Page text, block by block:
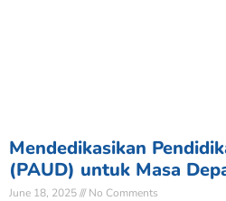
Mendedikasikan
(PAUD) untuk Masa
June 18, 2025 No Comments